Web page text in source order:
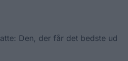
Den, der får det bedste ud